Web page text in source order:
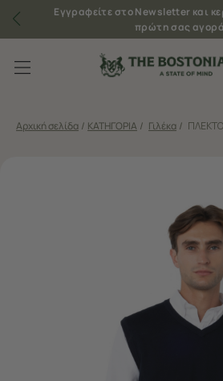
Εγγραφείτε στο Newsletter και
πρώτη σας αγορά
Αρχική σελίδα / ΚΑΤΗΓΟΡΙΑ / Γιλέκα /